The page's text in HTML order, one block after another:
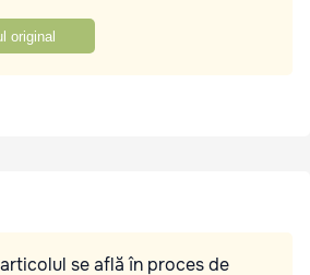
original
se află în proces de